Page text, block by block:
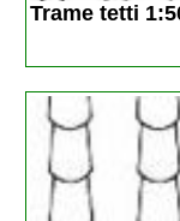
Trame tetti